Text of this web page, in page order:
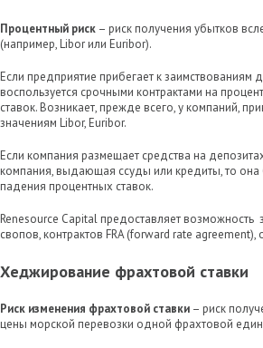
Процентный риск – риск получения убытков
(например, Libor или Euribor).
Если предприятие прибегает к
воспользуется срочными контрактами на
ставок. Возникает, прежде всего, у компаний,
значениям Libor, Euribor.
Если компания размещает средства на
компания, выдающая ссуды или кредиты, то она
падения процентных ставок.
Renesource Capital предоставляет
свопов, контрактов FRA (forward rate
Хеджирование фрахтовой ставки
Риск изменения фрахтовой ставки – риск
цены морской перевозки одной фрахтовой